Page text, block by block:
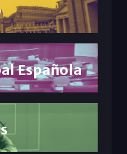
Española